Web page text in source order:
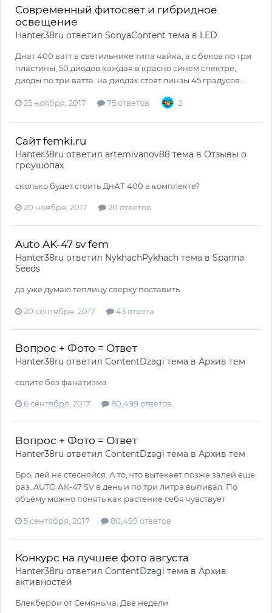
Современный фитосвет и гибридное
освещение
Hanter38ru ответил SonyaContent тема в LED
Днат 400 ватт в светильнике типа чайка, а с боков по три
пластины, 50 диодов каждая в красно синем спектре,
диоды по три ватта. на диодах стоят линзы 45 градусов...
25 ноября, 2017 75 ответов 2
Сайт femki.ru
Hanter38ru ответил artemivanov88 тема в Отзывы о
гроушопах
сколько будет стоить ДнАТ 400 в комплекте?
20 ноября, 2017 20 ответов
Auto AK-47 sv fem
Hanter38ru ответил NykhachPykhach тема в Spanna
Seeds
да уже думаю теплицу сверху поставить
20 сентября, 2017 43 ответа
Вопрос + Фото = Ответ
Hanter38ru ответил ContentDzagi тема в Архив тем
солите без фанатизма
6 сентября, 2017 80,499 ответов
Вопрос + Фото = Ответ
Hanter38ru ответил ContentDzagi тема в Архив тем
Бро, лей не стесняйся. А то, что вытекает позже залей еще
раз. AUTO АК-47 SV в день и по три литра выпивал. По
объёму можно понять как растение себя чувствует
5 сентября, 2017 80,499 ответов
Конкурс на лучшее фото августа
Hanter38ru ответил ContentDzagi тема в Архив
активностей
Блекберри от Семяныча. Две недели